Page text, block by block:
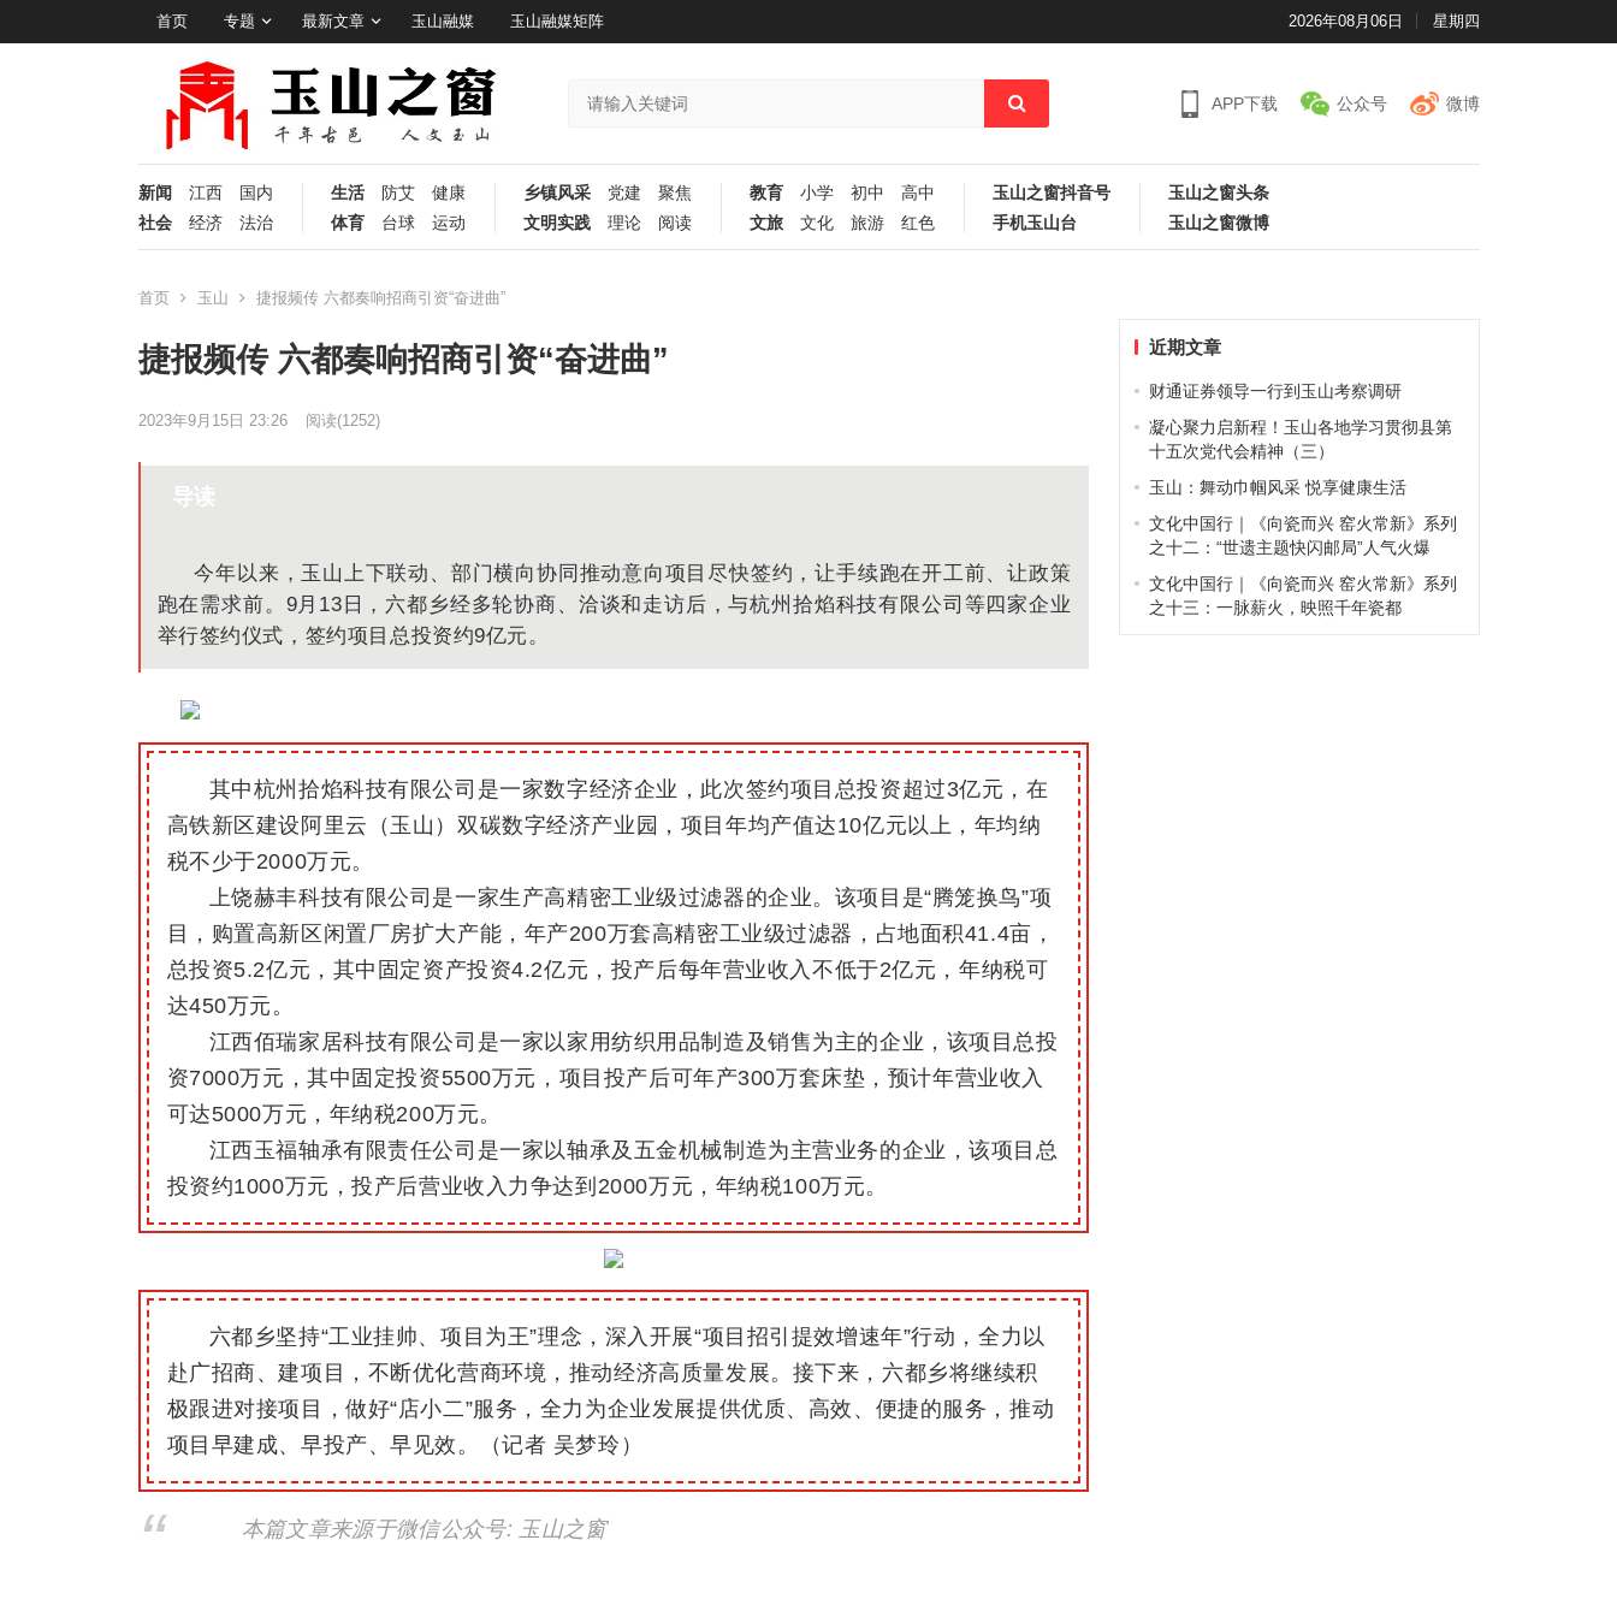
首页 专题 最新文章 玉山融媒 玉山融媒矩阵 2026年08月06日 星期四
APP下载 公众号 微博
新闻 江西
国内
社会
经济 法治
生活 防艾
健康
体育
台球 运动
乡镇风采 党建
聚焦
文明实践
理论 阅读
教育 小学 初中
高中
文旅
文化 旅游 红色
玉山之窗抖音号
手机玉山台
玉山之窗头条
玉山之窗微博
首页 玉山 捷报频传 六都奏响招商引资“奋进曲”
捷报频传 六都奏响招商引资“奋进曲”
2023年9月15日 23:26 阅读(1252)
导读
今年以来，玉山
上下联动、部门横向协同推动意向项目尽快签约，让手续跑在开工前、让政策
跑在需求前。 9月13日，六都乡经多轮协商、洽谈和走访后，与杭州拾焰科技有限公司 等四家企业
举行签约仪式 ， 签约项目总投资约9亿元 。
其中杭州拾焰科技有限公司 是一家数字经济企业，此次签约项目总投资超过3亿元，在
高铁新区建设阿里云（玉山）双碳数字经济产业园，项目年均产值达10亿元以上，年均纳
税不少于2000万元。
上饶赫丰科技有限公司是一家生产高精密工业级过滤器的企业。 该项目是“腾笼换鸟”项
目，购置高新区闲置厂房扩大产能，年产200万套高精密工业级过滤器，占地面积41.4亩，
总投资5.2亿元，其中固定资产投资4.2亿元，投产后每年营业收入不低于2亿元，年纳税可
达450万元。
江西佰瑞家居科技有限公司是一家以家用纺织用品制造及销售为主的企业，该项目总投
资7000万元，其中固定投资5500万元，项目投产后可年产300万套床垫，预计年营业收入
可达5000万元，年纳税200万元。
江西玉福轴承有限责任公司是一家以轴承及五金机械制造为主营业务的企业，该项目总
投资约1000万元，投产后营业收入力争达到2000万元，年纳税100万元。
六都乡坚持“工业挂帅、项目为王”理念，深入开展“项目招引提效增速年”行动，全力以
赴广招商、建项目，不断优化营商环境，推动经济高质量发展。 接下来，六都乡将继续积
极跟进对接项目，做好“店小二”服务，全力为企业发展提供优质、高效、便捷的服务，推动
项目早建成、早投产、早见效。
（记者 吴梦玲）
本篇文章来源于微信公众号: 玉山之窗
近期文章
财通证券领导一行到玉山考察调研
凝心聚力启新程！玉山各地学习贯彻县第
十五次党代会精神（三）
玉山：舞动巾帼风采 悦享健康生活
文化中国行｜《向瓷而兴 窑火常新》系列
之十二：“世遗主题快闪邮局”人气火爆
文化中国行｜《向瓷而兴 窑火常新》系列
之十三：一脉薪火，映照千年瓷都